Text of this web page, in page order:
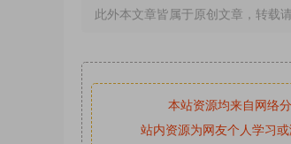
此外本文章皆属于原创文章，转载
本站资源均来自网络
站内资源为网友个人学习